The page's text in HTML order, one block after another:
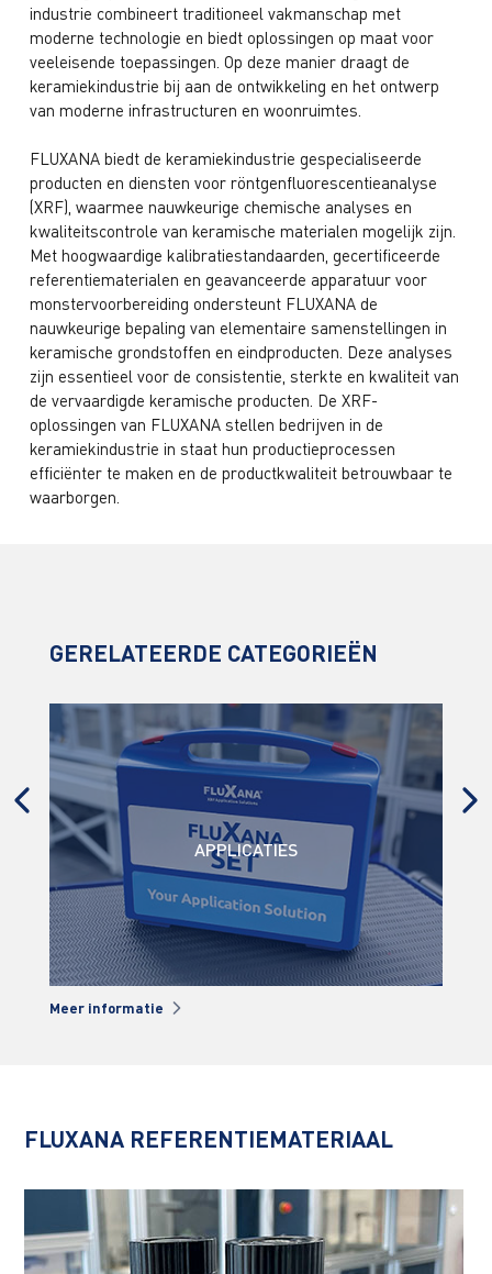
industrie combineert traditioneel vakmanschap met
moderne technologie en biedt oplossingen op maat voor
veeleisende toepassingen. Op deze manier draagt de
keramiekindustrie bij aan de ontwikkeling en het ontwerp
van moderne infrastructuren en woonruimtes.
FLUXANA biedt de keramiekindustrie gespecialiseerde
producten en diensten voor röntgenfluorescentieanalyse
(XRF), waarmee nauwkeurige chemische analyses en
kwaliteitscontrole van keramische materialen mogelijk zijn.
Met hoogwaardige kalibratiestandaarden, gecertificeerde
referentiematerialen en geavanceerde apparatuur voor
monstervoorbereiding ondersteunt FLUXANA de
nauwkeurige bepaling van elementaire samenstellingen in
keramische grondstoffen en eindproducten. Deze analyses
zijn essentieel voor de consistentie, sterkte en kwaliteit van
de vervaardigde keramische producten. De XRF-
oplossingen van FLUXANA stellen bedrijven in de
keramiekindustrie in staat hun productieprocessen
efficiënter te maken en de productkwaliteit betrouwbaar te
waarborgen.
GERELATEERDE CATEGORIEËN
APPLICATIES
Meer informatie
FLUXANA REFERENTIEMATERIAAL